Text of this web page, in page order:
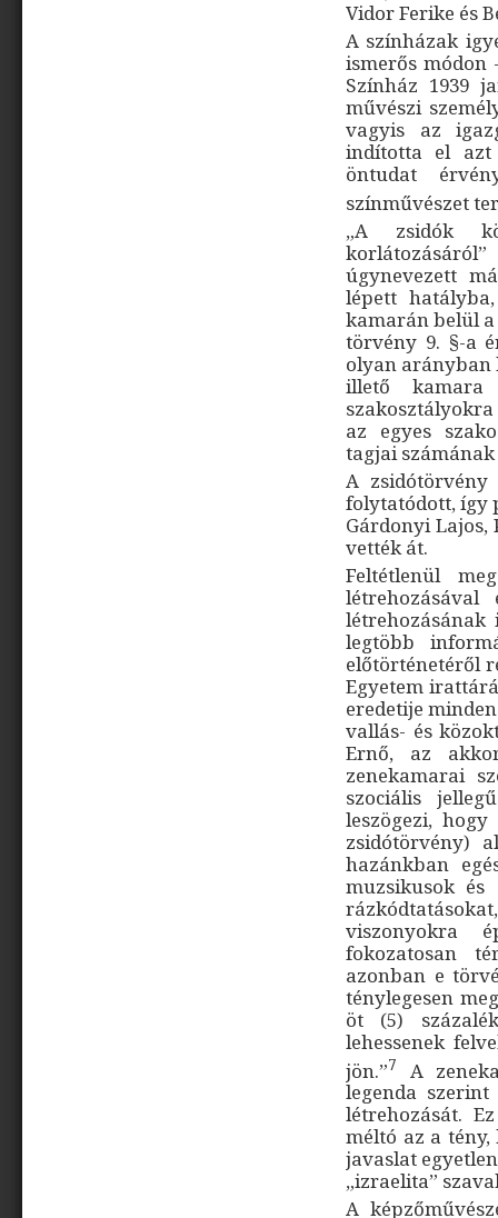
Vidor Ferike és
A színházak
ismerős módon
Színház 1939
művészi
vagyis az
indította el
öntudat
színművészet
„A zsidók
úgynevezett
lépett
kamarán belül a
törvény 9. §-a
olyan arányban
illető
az egyes
tagjai
A zsidótörvény
folytatódott, így
Gárdonyi Lajos,
vették át.
Feltétlenül
legtöbb
előtörténetéről
Egyetem
eredetije
vallás- és
Ernő, az
zenekamarai
szociális
leszögezi,
zsidótörvény)
hazánkban
muzsikusok
viszonyokra
fokozatosan
azonban e
ténylegesen
öt (5)
lehessenek
jön.”7
A
legenda
létrehozását.
méltó az a
javaslat
„izraelita”
A